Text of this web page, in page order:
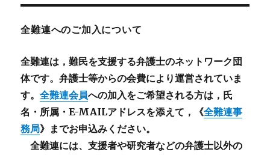
全難連へのご加入について
全難連は，難民を支援する弁護士のネットワーク団
体です。弁護士等からの会費により運営されていま
す。全難連会員への加入をご希望される方は，氏
名・所属・E-MAILアドレスを添えて，《全難連事
務局》までお申込みください。
全難連には、支援者や研究者などの弁護士以外の